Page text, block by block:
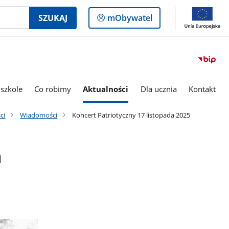
SZUKAJ
Logowanie
do
mObywatel
Co robimy Aktualności Dla ucznia Kontakt
Wiadomości Koncert Patriotyczny 17 listopada 2025